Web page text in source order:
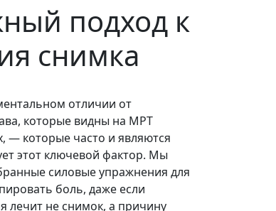
подход к
снимка
отличии от
которые видны на МРТ
— которые часто и являются
этот ключевой фактор. Мы
силовые упражнения для
боль, даже если
лечит не снимок, а причину